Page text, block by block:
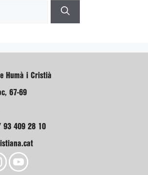
Humà i Cristià
67-69
93 409 28 10